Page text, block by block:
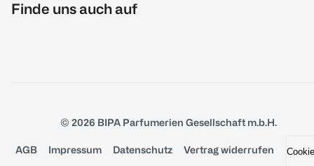
Finde uns auch auf
© 2026 BIPA Parfumerien Gesellschaft m.b.H.
AGB Impressum Datenschutz Vertrag widerrufen